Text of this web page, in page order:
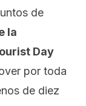
de
la
Day
por toda
de diez